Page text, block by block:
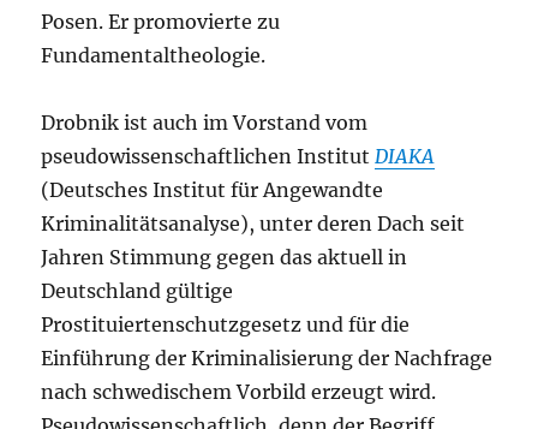
Posen. Er promovierte zu
Fundamentaltheologie.
Drobnik ist auch im Vorstand vom
pseudowissenschaftlichen InstitutDIAKA
(Deutsches Institut für Angewandte
Kriminalitätsanalyse), unter deren Dach seit
Jahren Stimmung gegen das aktuell in
Deutschland gültige
Prostituiertenschutzgesetz und für die
Einführung der Kriminalisierung der Nachfrage
nach schwedischem Vorbild erzeugt wird.